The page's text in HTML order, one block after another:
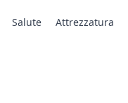
Salute Attrezzatura